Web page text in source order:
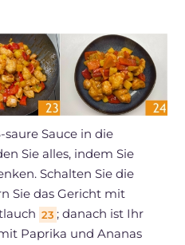
Sauce in die
Sie alles, indem Sie
Schalten Sie die
Sie das Gericht mit
23 ; danach ist Ihr
Paprika und Ananas